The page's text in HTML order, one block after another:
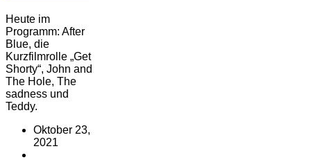
Heute im
Programm: After
Blue, die
Kurzfilmrolle „Get
Shorty“, John and
The Hole, The
sadness und
Teddy.
Oktober 23,
2021